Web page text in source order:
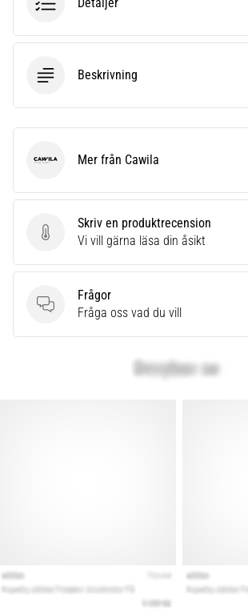
Detaljer
Beskrivning
Skriv en produktrecension
Skriv en produktrecension
Vi vill gärna läsa din åsikt
Frågor
Frågor
Fråga oss vad du vill
Cawila Mer från Cawila